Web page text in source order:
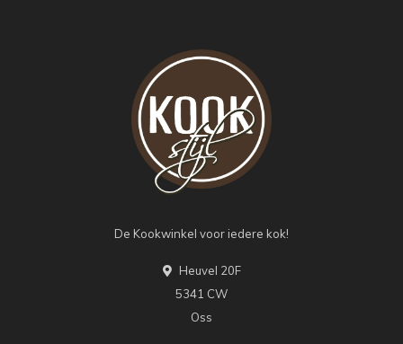
De Kookwinkel voor iedere kok!
Heuvel 20F
5341 CW
Oss